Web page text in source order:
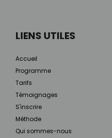
LIENS UTILES
Accueil
Programme
Tarifs
Témoignages
S'inscrire
Méthode
Qui sommes-nous